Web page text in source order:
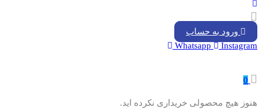
ورود به حساب
Whatsapp
Instagram
0
هنوز هیچ محصولی خریداری نکرده اید.